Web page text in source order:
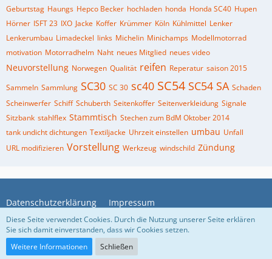
Geburtstag Haungs Hepco Becker hochladen honda Honda SC40 Hupen
Hörner ISFT 23 IXO Jacke Koffer Krümmer Köln Kühlmittel Lenker
Lenkerumbau Limadeckel links Michelin Minichamps Modellmotorrad
motivation Motorradhelm Naht neues Mitglied neues video
Neuvorstellung Norwegen Qualität reifen Reperatur saison 2015
Sammeln Sammlung SC30 SC 30 sc40 SC54 SC54 SA Schaden
Scheinwerfer Schiff Schuberth Seitenkoffer Seitenverkleidung Signale
Sitzbank stahlflex Stammtisch Stechen zum BdM Oktober 2014
tank undicht dichtungen Textiljacke Uhrzeit einstellen umbau Unfall
URL modifizieren Vorstellung Werkzeug windschild Zündung
Datenschutzerklärung Impressum
Community-Software:
Diese Seite verwendet Cookies. Durch die Nutzung unserer Seite erklären
Sie sich damit einverstanden, dass wir Cookies setzen.
Weitere Informationen
Schließen